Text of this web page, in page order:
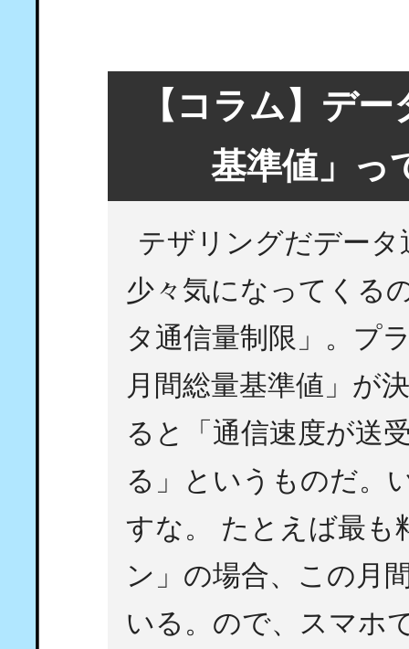
【コラム】デ
基準値」っ
テザリングだデー
少々気になってくる
タ通信量制限」。プ
月間総量基準値」が
ると「通信速度が送
る」というものだ。
すな。 たとえば最も
ン」の場合、この月
いる。ので、スマホ